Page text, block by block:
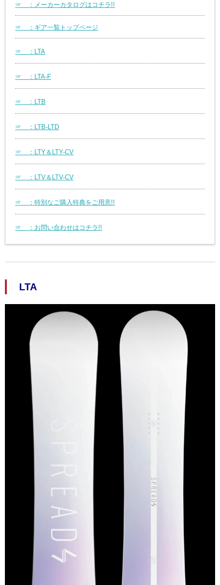
☞ ：メーカーカタログはコチラ!!
☞ ：ギア一覧トップページ
☞ ：LTA
☞ ：LTA-F
☞ ：LTB
☞ ：LTB-LTD
☞ ：LTY＆LTY-CV
☞ ：LTV＆LTV-CV
☞ ：特別なご購入特典をご用意!!
☞ ：お問い合わせはコチラ!!
LTA